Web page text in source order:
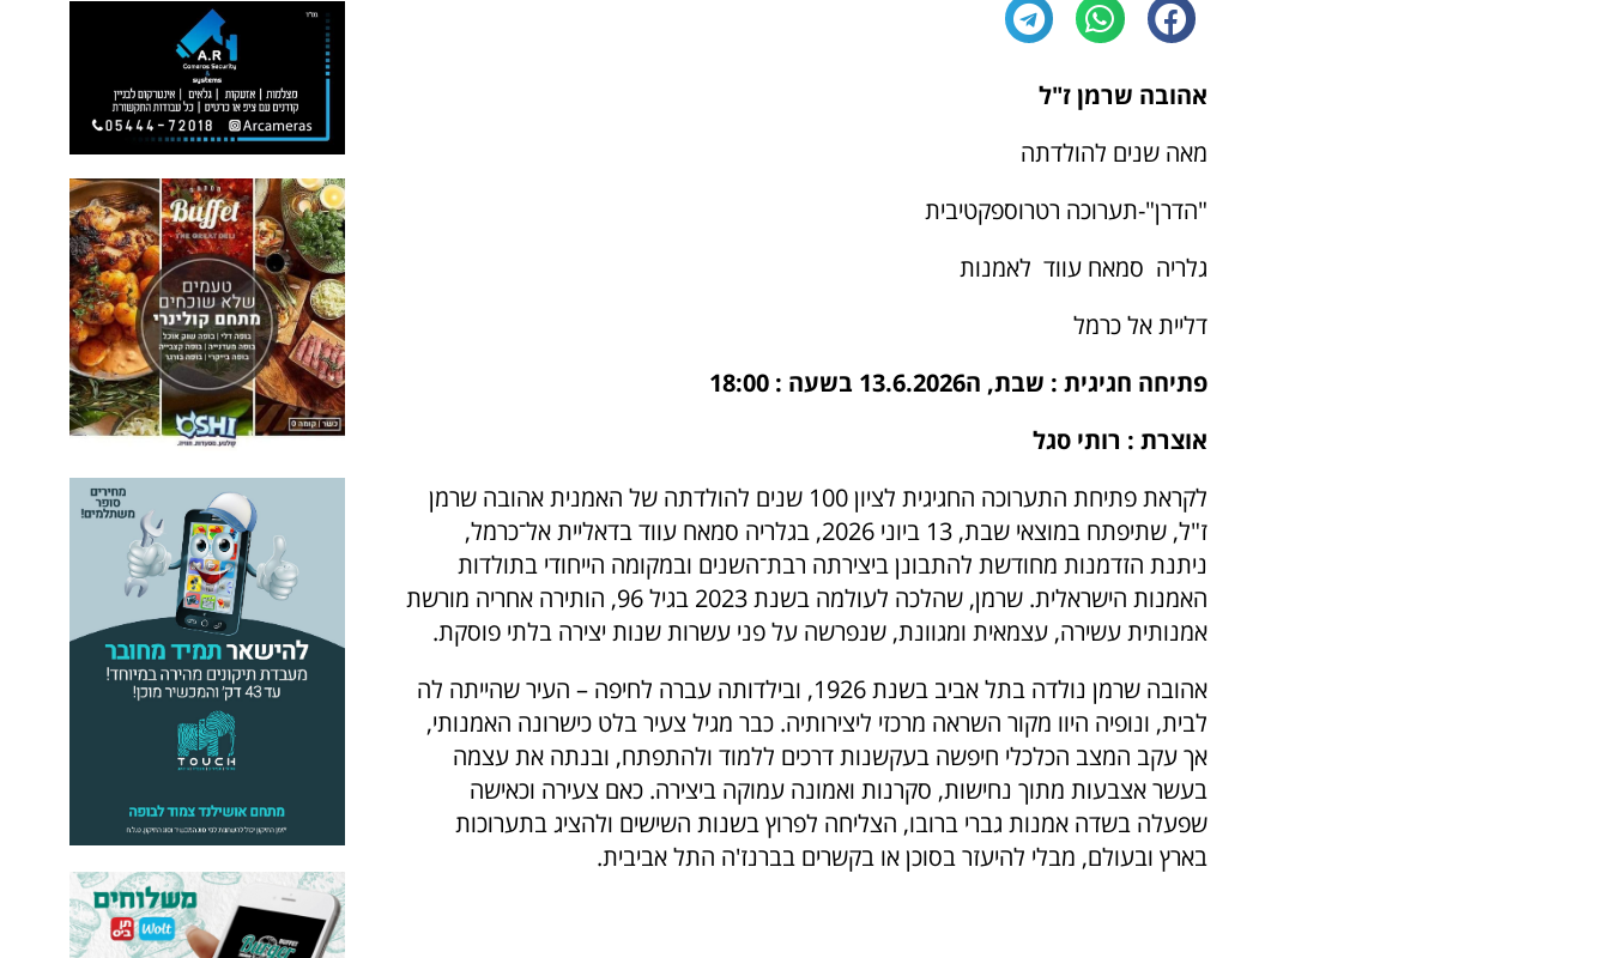
אהובה שרמן ז"ל
מאה שנים להולדתה
"הדרן"-תערוכה רטרוספקטיבית
גלריה סמאח עווד לאמנות
דליית אל כרמל
פתיחה חגיגית : שבת, ה13.6.2026 בשעה : 18:00
אוצרת : רותי סגל
לקראת פתיחת התערוכה החגיגית לציון 100 שנים להולדתה של האמנית אהובה שרמן
ז"ל, שתיפתח במוצאי שבת, 13 ביוני 2026, בגלריה סמאח עווד בדאליית אל־כרמל,
ניתנת הזדמנות מחודשת להתבונן ביצירתה רבת־השנים ובמקומה הייחודי בתולדות
האמנות הישראלית. שרמן, שהלכה לעולמה בשנת 2023 בגיל 96, הותירה אחריה מורשת
אמנותית עשירה, עצמאית ומגוונת, שנפרשה על פני עשרות שנות יצירה בלתי פוסקת.
אהובה שרמן נולדה בתל אביב בשנת 1926, ובילדותה עברה לחיפה – העיר שהייתה לה
לבית, ונופיה היוו מקור השראה מרכזי ליצירותיה. כבר מגיל צעיר בלט כישרונה האמנותי,
אך עקב המצב הכלכלי חיפשה בעקשנות דרכים ללמוד ולהתפתח, ובנתה את עצמה
בעשר אצבעות מתוך נחישות, סקרנות ואמונה עמוקה ביצירה. כאם צעירה וכאישה
שפעלה בשדה אמנות גברי ברובו, הצליחה לפרוץ בשנות השישים ולהציג בתערוכות
בארץ ובעולם, מבלי להיעזר בסוכן או בקשרים בברנז'ה התל אביבית.